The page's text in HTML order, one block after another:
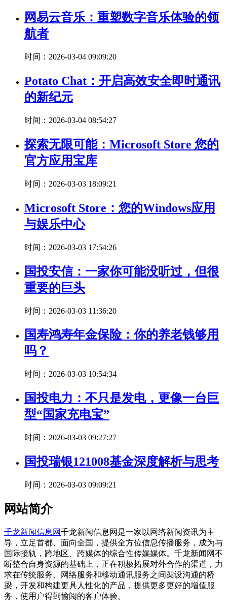
网易云音乐：重塑数字音乐体验的领
航者
时间：2026-03-04 09:09:20
Potato Chat：开启高效安全即时通讯
的新纪元
时间：2026-03-04 08:54:27
探索无限可能：Microsoft Store 您的
官方应用宝库
时间：2026-03-03 18:09:21
Microsoft Store：您的Windows应用
与娱乐中心
时间：2026-03-03 17:54:26
国投安信：一家你可能没听过，但很
重要的巨头
时间：2026-03-03 11:36:20
国寿鸿寿年金保险：你的养老钱够用
吗？
时间：2026-03-03 10:54:34
国投电力：不只是发电，更像一台巨
型“国家充电宝”
时间：2026-03-03 09:27:27
国投瑞银121008基金深度解析与思考
时间：2026-03-03 09:09:21
网站简介
千龙新闻信息网千龙新闻信息网是一家以网络新闻资讯为主
导，立足首都、面向全国，提供全方位信息传播服务，成为与
国际接轨，跨地区、跨媒体的综合性传媒媒体。千龙新闻网不
断整合自身资源的基础上，正在积极拓展对外合作的渠道，力
求在传统服务、网络服务和移动通讯服务之间架设沟通的桥
梁，开发和构建更具人性化的产品，提供更多更好的增值服
务，使用户得到愉阅的客户体验。